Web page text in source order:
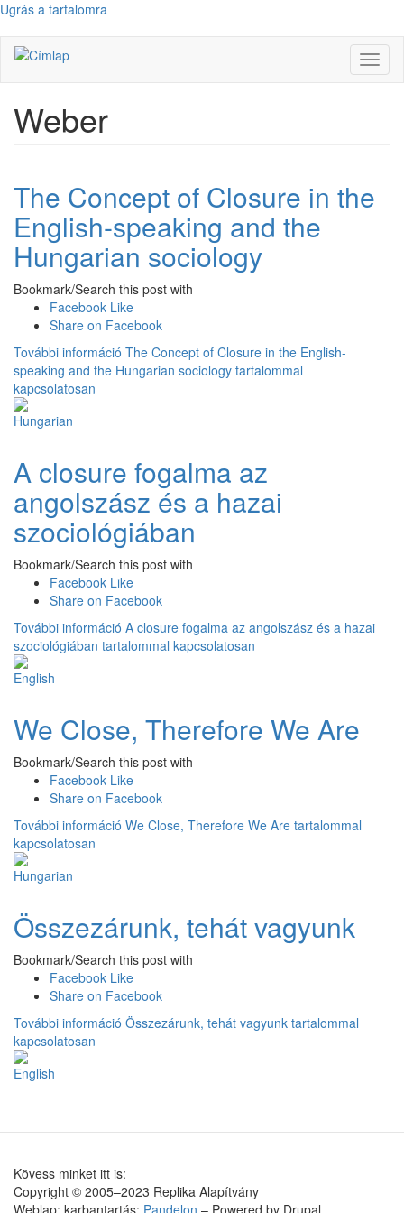
Ugrás a tartalomra
Weber
The Concept of Closure in the
English-speaking and the
Hungarian sociology
Bookmark/Search this post with
Facebook Like
Share on Facebook
További információ The Concept of Closure in the English-
speaking and the Hungarian sociology tartalommal
kapcsolatosan
A closure fogalma az
angolszász és a hazai
szociológiában
Bookmark/Search this post with
Facebook Like
Share on Facebook
További információ A closure fogalma az angolszász és a hazai
szociológiában tartalommal kapcsolatosan
We Close, Therefore We Are
Bookmark/Search this post with
Facebook Like
Share on Facebook
További információ We Close, Therefore We Are tartalommal
kapcsolatosan
Összezárunk, tehát vagyunk
Bookmark/Search this post with
Facebook Like
Share on Facebook
További információ Összezárunk, tehát vagyunk tartalommal
kapcsolatosan
Kövess minket itt is:
Copyright © 2005–2023 Replika Alapítvány
Weblap: karbantartás: Pandelon – Powered by Drupal